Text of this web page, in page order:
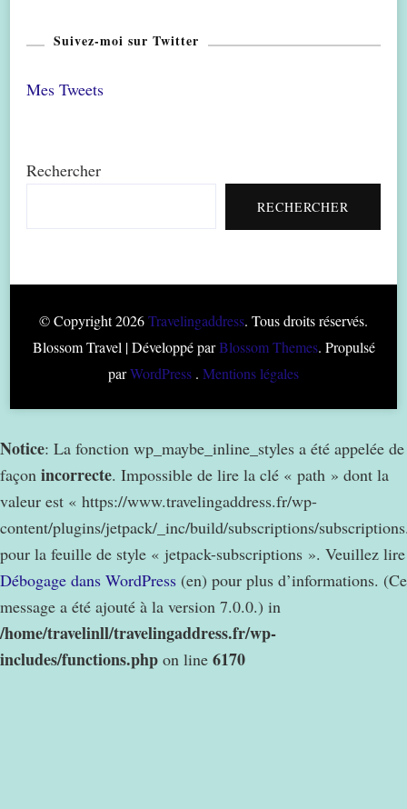
Suivez-moi sur Twitter
Mes Tweets
Rechercher
RECHERCHER
© Copyright 2026Travelingaddress. Tous droits réservés.
Blossom Travel | Développé parBlossom Themes. Propulsé
parWordPress . Mentions légales
Notice: La fonction wp_maybe_inline_styles a été appelée de
façon incorrecte. Impossible de lire la clé « path » dont la
valeur est « https://www.travelingaddress.fr/wp-
content/plugins/jetpack/_inc/build/subscriptions/
pour la feuille de style « jetpack-subscriptions ». Veuillez lire
Débogage dans WordPress (en) pour plus d’informations. (Ce
message a été ajouté à la version 7.0.0.) in
/home/travelinll/travelingaddress.fr/wp-
includes/functions.php on line 6170